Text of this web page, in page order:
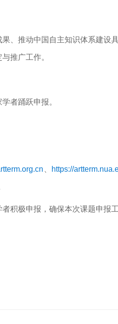
、推动中国自主知识体系建设
推广工作。
者踊跃申报。
https://
积极申报，确保本次课题申报工